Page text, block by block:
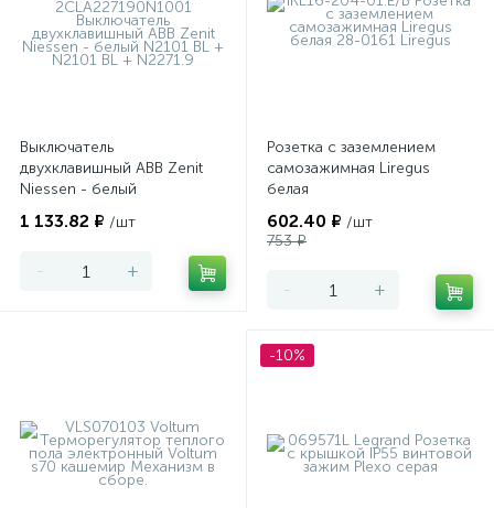
Выключатель
двухклавишный ABB Zenit
Niessen - белый
1 133.82 ₽ /шт
- +
Розетка с заземлением
самозажимная Liregus
белая
602.40 ₽ /шт
753 ₽
- +
-10%